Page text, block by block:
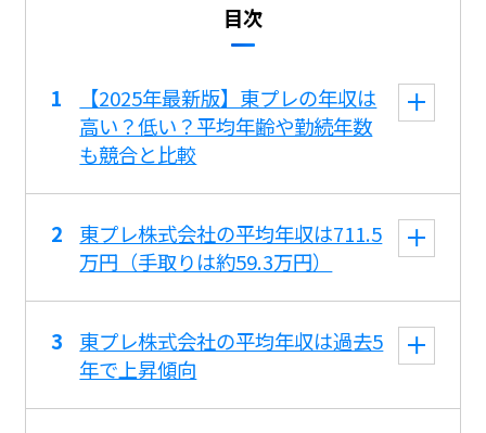
目次
【2025年最新版】東プレの年収は
高い？低い？平均年齢や勤続年数
も競合と比較
東プレ株式会社の平均年収は711.5
万円（手取りは約59.3万円）
東プレ株式会社の平均年収は過去5
年で上昇傾向